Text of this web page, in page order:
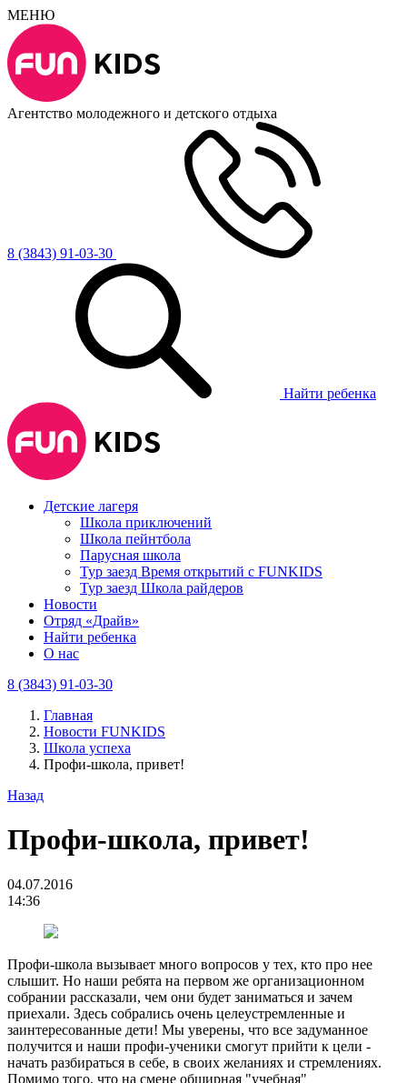
МЕНЮ
Агентство молодежного и детского отдыха
8 (3843) 91-03-30
Найти ребенка
Детские лагеря
Школа приключений
Школа пейнтбола
Парусная школа
Тур заезд Время открытий с FUNKIDS
Тур заезд Школа райдеров
Новости
Отряд «Драйв»
Найти ребенка
О нас
8 (3843) 91-03-30
Главная
Новости FUNKIDS
Школа успеха
Профи-школа, привет!
Назад
Профи-школа, привет!
04.07.2016
14:36
Профи-школа вызывает много вопросов у тех, кто про нее
слышит. Но наши ребята на первом же организационном
собрании рассказали, чем они будет заниматься и зачем
приехали. Здесь собрались очень целеустремленные и
заинтересованные дети! Мы уверены, что все задуманное
получится и наши профи-ученики смогут прийти к цели -
начать разбираться в себе, в своих желаниях и стремлениях.
Помимо того, что на смене обширная "учебная"